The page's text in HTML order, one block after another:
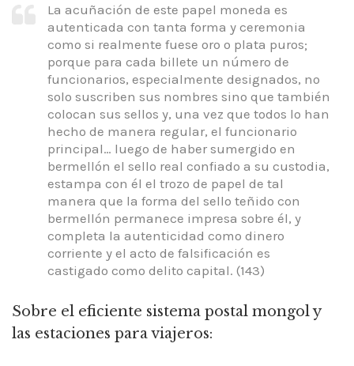
La acuñación de este papel moneda es
autenticada con tanta forma y ceremonia
como si realmente fuese oro o plata puros;
porque para cada billete un número de
funcionarios, especialmente designados, no
solo suscriben sus nombres sino que también
colocan sus sellos y, una vez que todos lo han
hecho de manera regular, el funcionario
principal… luego de haber sumergido en
bermellón el sello real confiado a su custodia,
estampa con él el trozo de papel de tal
manera que la forma del sello teñido con
bermellón permanece impresa sobre él, y
completa la autenticidad como dinero
corriente y el acto de falsificación es
castigado como delito capital. (143)
Sobre el eficiente sistema postal mongol y
las estaciones para viajeros: